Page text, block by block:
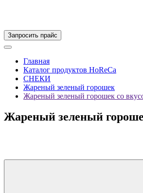
Запросить прайс
Главная
Каталог продуктов HoReCa
СНЕКИ
Жареный зеленый горошек
Жареный зеленый горошек со
Жареный зеленый